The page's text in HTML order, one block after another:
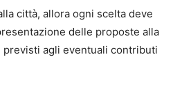
città, allora ogni scelta deve
delle proposte alla
agli eventuali contributi